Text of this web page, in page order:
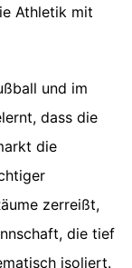
Athletik mit
und im
dass die
die
zerreißt,
die tief
isoliert.